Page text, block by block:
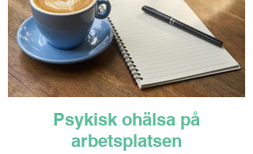
Psykisk ohälsa på
arbetsplatsen